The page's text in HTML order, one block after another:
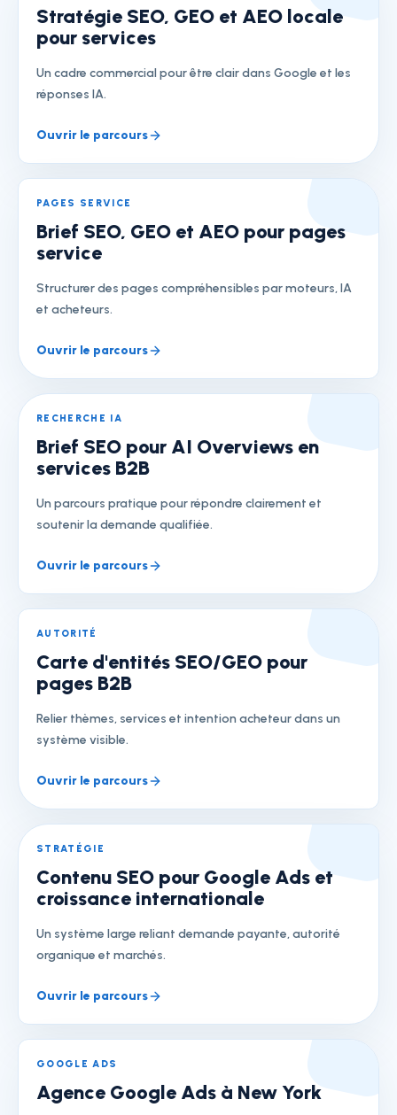
Stratégie SEO, GEO et AEO locale
pour services
Un cadre commercial pour être clair dans Google et les
réponses IA.
Ouvrir le parcours
PAGES SERVICE
Brief SEO, GEO et AEO pour pages
service
Structurer des pages compréhensibles par moteurs, IA
et acheteurs.
Ouvrir le parcours
RECHERCHE IA
Brief SEO pour AI Overviews en
services B2B
Un parcours pratique pour répondre clairement et
soutenir la demande qualifiée.
Ouvrir le parcours
AUTORITÉ
Carte d'entités SEO/GEO pour
pages B2B
Relier thèmes, services et intention acheteur dans un
système visible.
Ouvrir le parcours
STRATÉGIE
Contenu SEO pour Google Ads et
croissance internationale
Un système large reliant demande payante, autorité
organique et marchés.
Ouvrir le parcours
GOOGLE ADS
Agence Google Ads à New York